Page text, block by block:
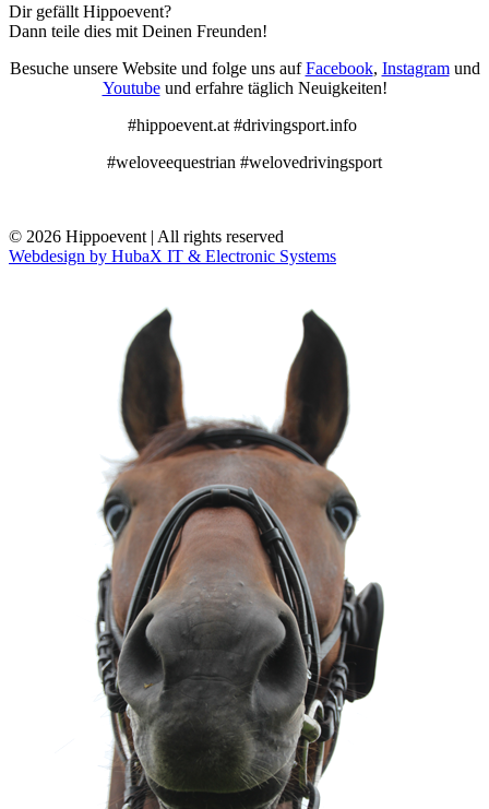
Dir gefällt Hippoevent?
Dann teile dies mit Deinen Freunden!
Besuche unsere Website und folge uns aufFacebook, Instagramund
Youtubeund erfahre täglich Neuigkeiten!
#hippoevent.at #drivingsport.info
#weloveequestrian #welovedrivingsport
© 2026 Hippoevent | All rights reserved
Webdesign by HubaX IT & Electronic Systems